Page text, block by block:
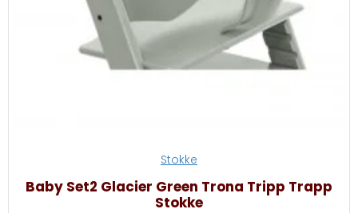
Stokke
Baby Set2 Glacier Green Trona Tripp Trapp
Stokke